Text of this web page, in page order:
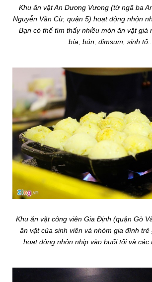
Khu ăn vặt An Dương Vương (từ ngã ba
Nguyễn Văn Cừ, quận 5) hoạt động nhộn
Bạn có thể tìm thấy nhiều món ăn vặt giá
bía, bún, dimsum, sinh tố...
Khu ăn vặt công viên Gia Định (quận Gò
ăn vặt của sinh viên và nhóm gia đình trẻ
hoạt động nhộn nhịp vào buổi tối và các